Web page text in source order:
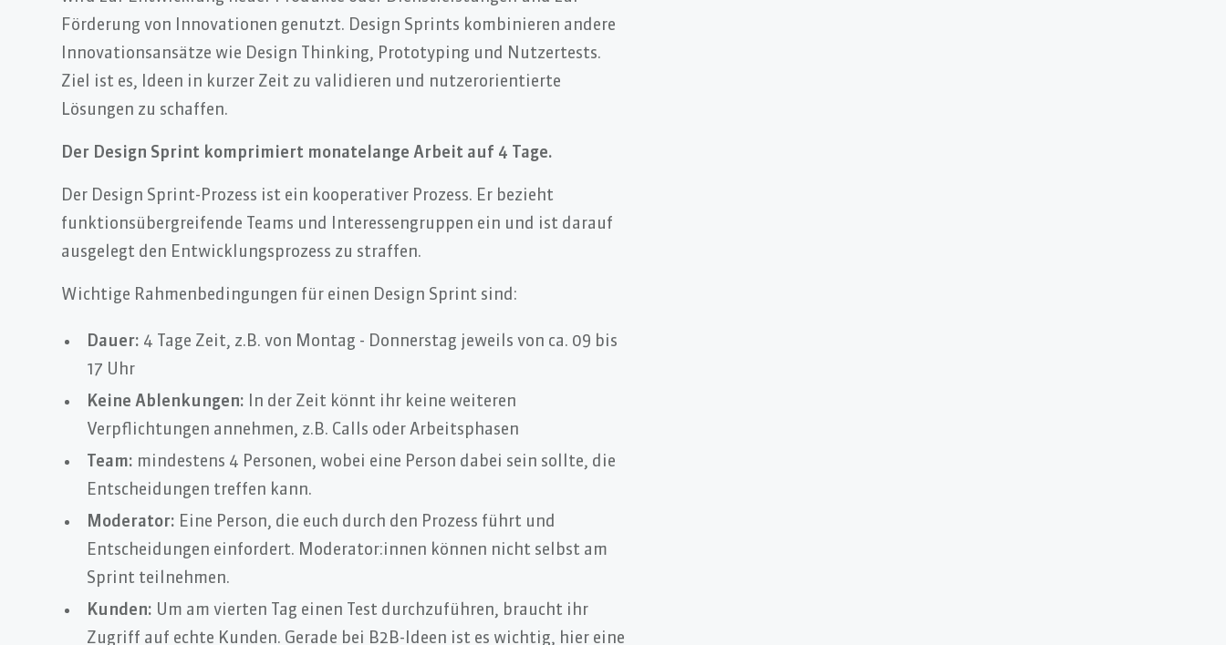
Förderung von Innovationen genutzt. Design Sprints kombinieren andere
Innovationsansätze wie Design Thinking, Prototyping und Nutzertests.
Ziel ist es, Ideen in kurzer Zeit zu validieren und nutzerorientierte
Lösungen zu schaffen.
Der Design Sprint komprimiert monatelange Arbeit auf 4 Tage.
Der Design Sprint-Prozess ist ein kooperativer Prozess. Er bezieht
funktionsübergreifende Teams und Interessengruppen ein und ist darauf
ausgelegt den Entwicklungsprozess zu straffen.
Wichtige Rahmenbedingungen für einen Design Sprint sind:
Dauer: 4 Tage Zeit, z.B. von Montag - Donnerstag jeweils von ca. 09 bis
17 Uhr
Keine Ablenkungen: In der Zeit könnt ihr keine weiteren
Verpflichtungen annehmen, z.B. Calls oder Arbeitsphasen
Team: mindestens 4 Personen, wobei eine Person dabei sein sollte, die
Entscheidungen treffen kann.
Moderator: Eine Person, die euch durch den Prozess führt und
Entscheidungen einfordert. Moderator:innen können nicht selbst am
Sprint teilnehmen.
Kunden: Um am vierten Tag einen Test durchzuführen, braucht ihr
Zugriff auf echte Kunden. Gerade bei B2B-Ideen ist es wichtig, hier eine